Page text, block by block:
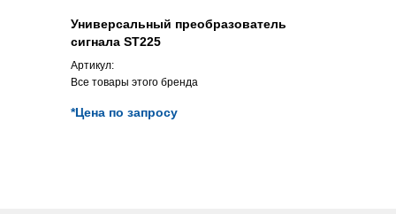
Универсальный преобразователь
сигнала ST225
Артикул:
Все товары этого бренда
*Цена по запросу